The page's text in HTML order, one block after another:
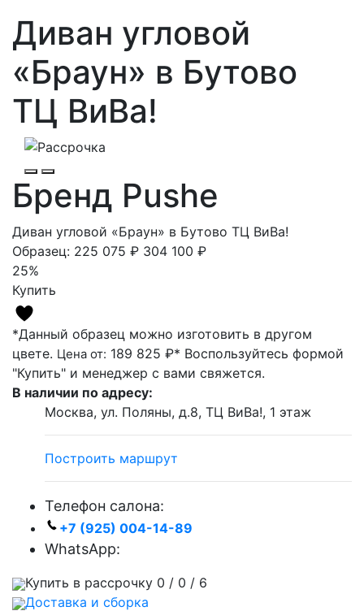
Диван угловой
«Браун» в Бутово
ТЦ ВиВа!
Бренд Pushe
Диван угловой «Браун» в Бутово ТЦ ВиВа!
Образец: 225 075 ₽ 304 100 ₽
25%
Купить
*Данный образец можно изготовить в другом
цвете. Цена от: 189 825 ₽* Воспользуйтесь формой
"Купить" и менеджер с вами свяжется.
В наличии по адресу:
Москва, ул. Поляны, д.8, ТЦ ВиВа!, 1 этаж
Построить маршрут
Телефон салона:
+7 (925) 004-14-89
WhatsApp:
Купить в рассрочку 0 / 0 / 6
Доставка и сборка